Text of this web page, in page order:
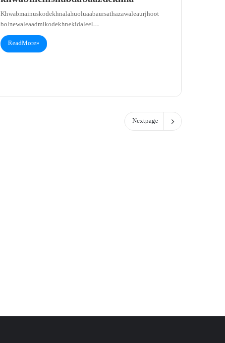
Khwab main us ko dekhna lahu o luaab aur sathaza wale aur jhoot
bolne wale aadmi ko dekhne ki daleel…
Read More »
Next page